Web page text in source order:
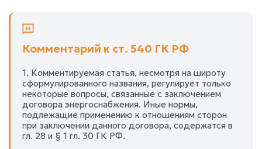
Комментарий к ст. 540 ГК РФ
1. Комментируемая статья, несмотря на широту
сформулированного названия, регулирует только
некоторые вопросы, связанные с заключением
договора энергоснабжения. Иные нормы,
подлежащие применению к отношениям сторон
при заключении данного договора, содержатся в
гл. 28 и § 1 гл. 30 ГК РФ.